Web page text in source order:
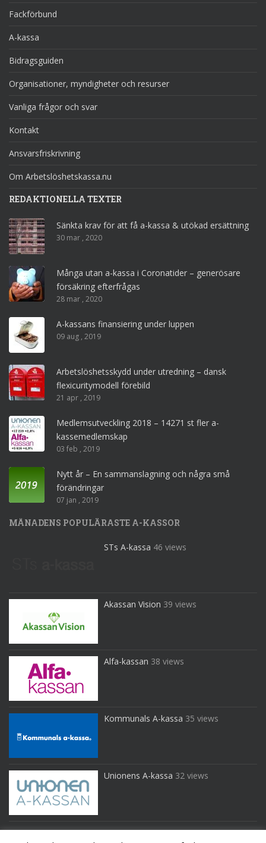
Fackförbund
A-kassa
Bidragsguiden
Organisationer, myndigheter och resurser
Vanliga frågor och svar
Kontakt
Ansvarsfriskrivning
Om Arbetslöshetskassa.nu
REDAKTIONELLA TEXTER
Sänkta krav för att få a-kassa & utökad ersättning
30 mar , 2020
Många utan a-kassa i Coronatider – generösare
försäkring efterfrågas
28 mar , 2020
A-kassans finansiering under luppen
09 aug , 2019
Arbetslöshetsskydd under utredning – dansk
flexicuritymodell förebild
21 apr , 2019
Medlemsutveckling 2018 – 14271 st fler a-
kassemedlemskap
03 feb , 2019
Nytt år – En sammanslagning och några små
förändringar
07 jan , 2019
MÅNADENS POPULÄRASTE A-KASSOR
STs A-kassa 46 views
Akassan Vision 39 views
Alfa-kassan 38 views
Kommunals A-kassa 35 views
Unionens A-kassa 32 views